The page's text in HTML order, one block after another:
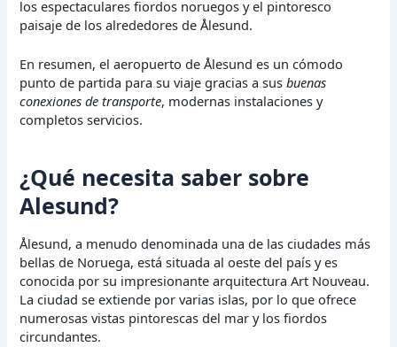
los espectaculares fiordos noruegos y el pintoresco
paisaje de los alrededores de Ålesund.
En resumen, el aeropuerto de Ålesund es un cómodo
punto de partida para su viaje gracias a susbuenas
conexiones de transporte, modernas instalaciones y
completos servicios.
¿Qué necesita saber sobre
Alesund?
Ålesund, a menudo denominada una de las ciudades más
bellas de Noruega, está situada al oeste del país y es
conocida por su impresionante arquitectura Art Nouveau.
La ciudad se extiende por varias islas, por lo que ofrece
numerosas vistas pintorescas del mar y los fiordos
circundantes.